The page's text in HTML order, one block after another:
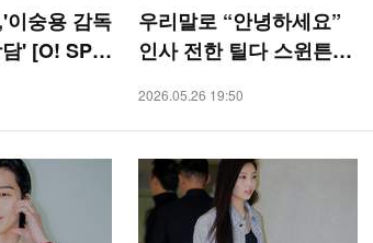
이숭용 감독
' [O! SPO
우리말로 “안녕하세요”
인사 전한 틸다 스윈튼
2026.05.26 19:50